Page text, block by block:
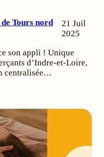
Tours nord
21 Juil
2025
son appli ! Unique
d’Indre-et-Loire,
centralisée…